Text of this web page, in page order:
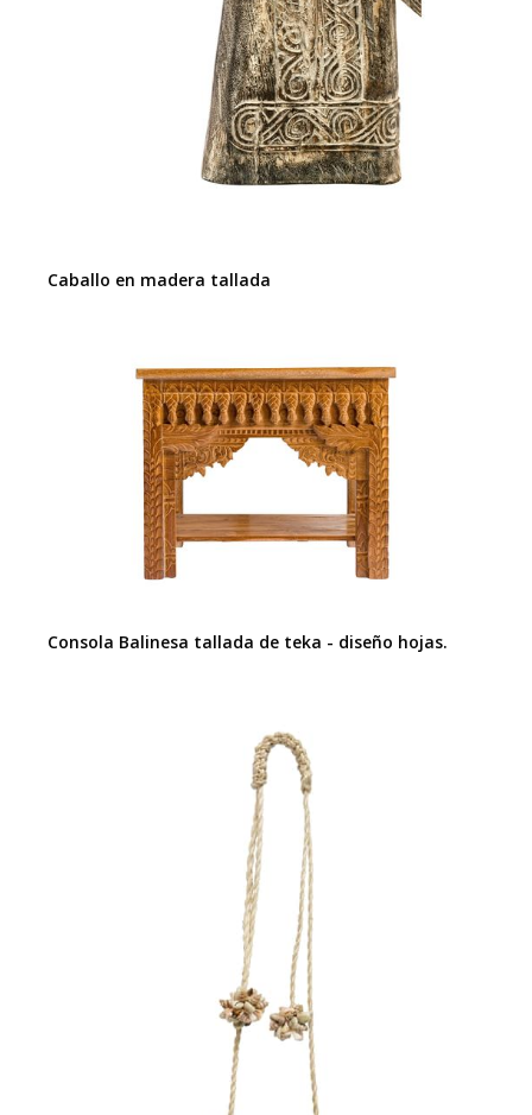
Caballo en madera tallada
Consola Balinesa tallada de teka - diseño hojas.